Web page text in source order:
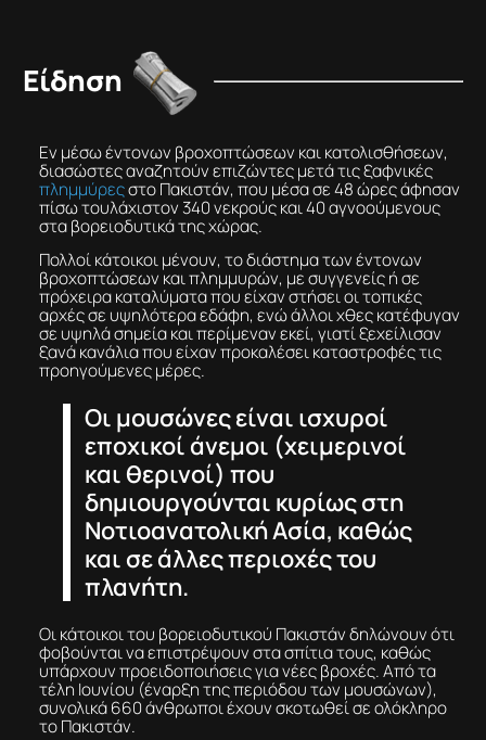
Είδηση
Εν μέσω έντονων βροχοπτώσεων και κατολισθήσεων,
διασώστες αναζητούν επιζώντες μετά τις ξαφνικές
πλημμύρεςστο Πακιστάν, που μέσα σε 48 ώρες άφησαν
πίσω τουλάχιστον 340 νεκρούς και 40 αγνοούμενους
στα βορειοδυτικά της χώρας.
Πολλοί κάτοικοι μένουν, το διάστημα των έντονων
βροχοπτώσεων και πλημμυρών, με συγγενείς ή σε
πρόχειρα καταλύματα που είχαν στήσει οι τοπικές
αρχές σε υψηλότερα εδάφη, ενώ άλλοι χθες κατέφυγαν
σε υψηλά σημεία και περίμεναν εκεί, γιατί ξεχείλισαν
ξανά κανάλια που είχαν προκαλέσει καταστροφές τις
προηγούμενες μέρες.
Οι μουσώνες είναι ισχυροί
εποχικοί άνεμοι (χειμερινοί
και θερινοί) που
δημιουργούνται κυρίως στη
Νοτιοανατολική Ασία, καθώς
και σε άλλες περιοχές του
πλανήτη.
Οι κάτοικοι του βορειοδυτικού Πακιστάν δηλώνουν ότι
φοβούνται να επιστρέψουν στα σπίτια τους, καθώς
υπάρχουν προειδοποιήσεις για νέες βροχές. Από τα
τέλη Ιουνίου (έναρξη της περιόδου των μουσώνων),
συνολικά 660 άνθρωποι έχουν σκοτωθεί σε ολόκληρο
το Πακιστάν.